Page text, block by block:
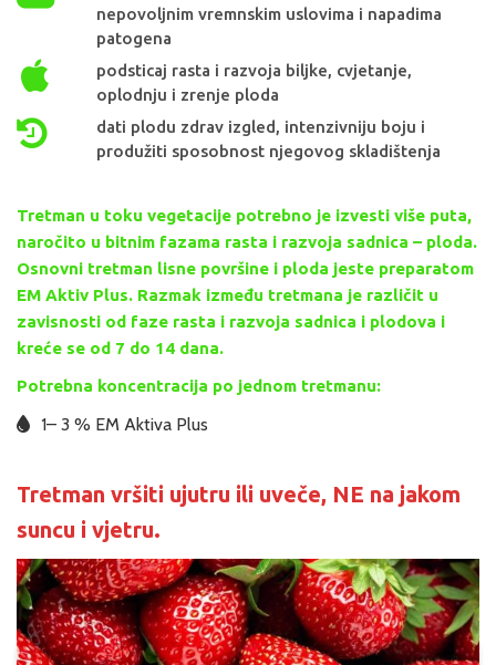
nepovoljnim vremnskim uslovima i napadima
patogena
podsticaj rasta i razvoja biljke, cvjetanje,
oplodnju i zrenje ploda
dati plodu zdrav izgled, intenzivniju boju i
produžiti sposobnost njegovog skladištenja
Tretman u toku vegetacije potrebno je izvesti više puta,
naročito u bitnim fazama rasta i razvoja sadnica – ploda.
Osnovni tretman lisne površine i ploda jeste preparatom
EM Aktiv Plus. Razmak između tretmana je različit u
zavisnosti od faze rasta i razvoja sadnica i plodova i
kreće se od 7 do 14 dana.
Potrebna koncentracija po jednom tretmanu:
1– 3 % EM Aktiva Plus
Tretman vršiti ujutru ili uveče, NE na jakom
suncu i vjetru.